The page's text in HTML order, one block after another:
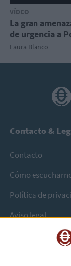
VÍDEO
La gran
de urgencia a
Laura Blanco
Contacto &
Contacto
Cómo
Política de
Aviso legal